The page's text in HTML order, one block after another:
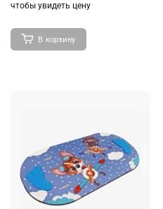
чтобы увидеть цену
В корзину